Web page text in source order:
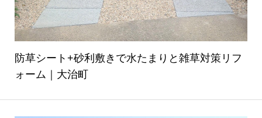
防草シート+砂利敷きで水たまりと雑草対策リフ
ォーム｜大治町